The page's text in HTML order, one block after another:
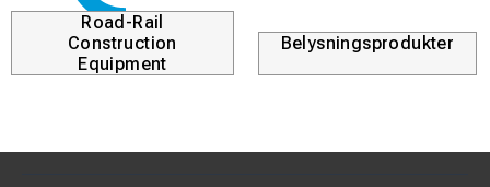
Road-Rail
Construction
Equipment
Belysningsprodukter